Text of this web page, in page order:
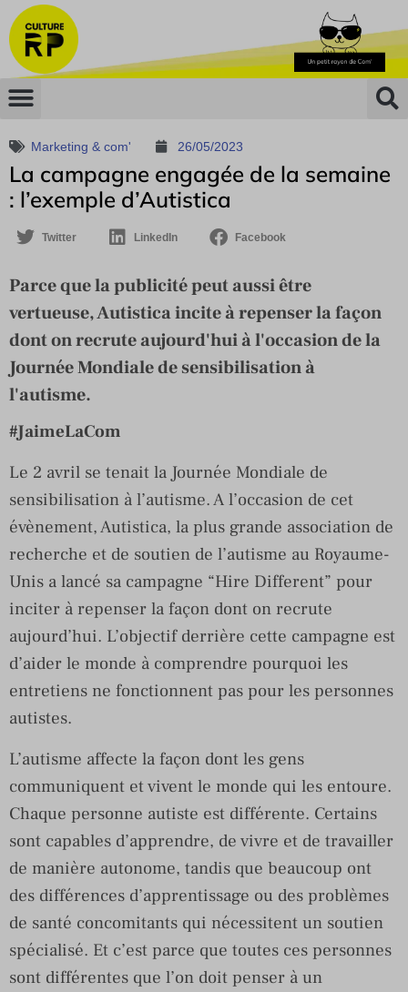
Marketing & com' 26/05/2023
La campagne engagée de la semaine
: l’exemple d’Autistica
Twitter LinkedIn Facebook
Parce que la publicité peut aussi être
vertueuse, Autistica incite à repenser la façon
dont on recrute aujourd'hui à l'occasion de la
Journée Mondiale de sensibilisation à
l'autisme.
#JaimeLaCom
Le 2 avril se tenait la Journée Mondiale de
sensibilisation à l’autisme. A l’occasion de cet
évènement, Autistica, la plus grande association de
recherche et de soutien de l’autisme au Royaume-
Unis a lancé sa campagne “Hire Different” pour
inciter à repenser la façon dont on recrute
aujourd’hui. L’objectif derrière cette campagne est
d’aider le monde à comprendre pourquoi les
entretiens ne fonctionnent pas pour les personnes
autistes.
L’autisme affecte la façon dont les gens
communiquent et vivent le monde qui les entoure.
Chaque personne autiste est différente. Certains
sont capables d’apprendre, de vivre et de travailler
de manière autonome, tandis que beaucoup ont
des différences d’apprentissage ou des problèmes
de santé concomitants qui nécessitent un soutien
spécialisé. Et c’est parce que toutes ces personnes
sont différentes que l’on doit penser à un